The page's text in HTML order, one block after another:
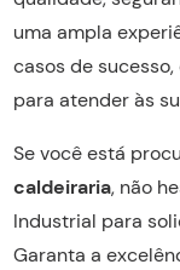
uma ampla
casos de
para atender às
Se você está
caldeiraria, não
Industrial para
Garanta a